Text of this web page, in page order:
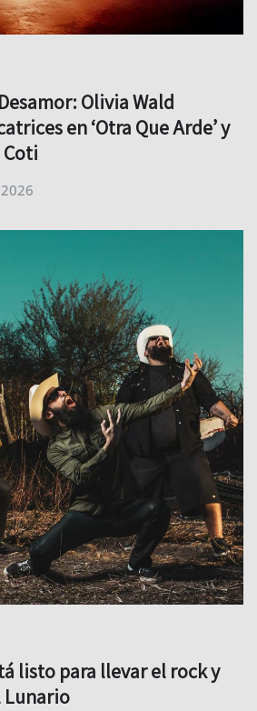
Olivia Wald
en ‘Otra Que Arde’ y
Coti
listo para llevar el rock y
Lunario